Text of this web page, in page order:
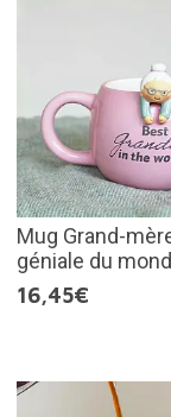
Mug Grand-
géniale du
16,45€